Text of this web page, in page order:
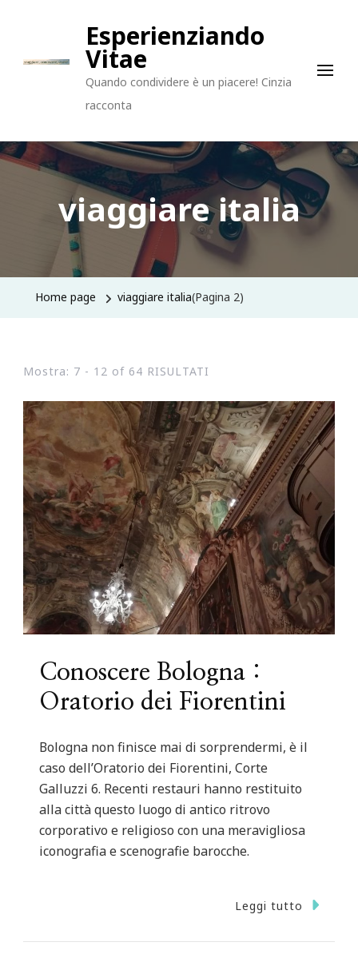
Esperienziando
Vitae
Quando condividere è un piacere! Cinzia
racconta
viaggiare italia
Home page viaggiare italia(Pagina 2)
Mostra: 7 - 12 of 64 RISULTATI
Conoscere Bologna :
Oratorio dei Fiorentini
Bologna non finisce mai di sorprendermi, è il
caso dell’Oratorio dei Fiorentini, Corte
Galluzzi 6. Recenti restauri hanno restituito
alla città questo luogo di antico ritrovo
corporativo e religioso con una meravigliosa
iconografia e scenografie barocche.
Leggi tutto